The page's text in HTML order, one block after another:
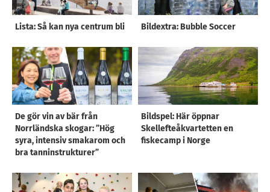
Lista: Så kan nya centrum bli Bildextra: Bubble Soccer
De gör vin av bär från
Norrländska skogar: ”Hög
syra, intensiv smakarom och
bra tanninstrukturer”
Bildspel: Här öppnar
Skellefteåkvartetten en
fiskecamp i Norge